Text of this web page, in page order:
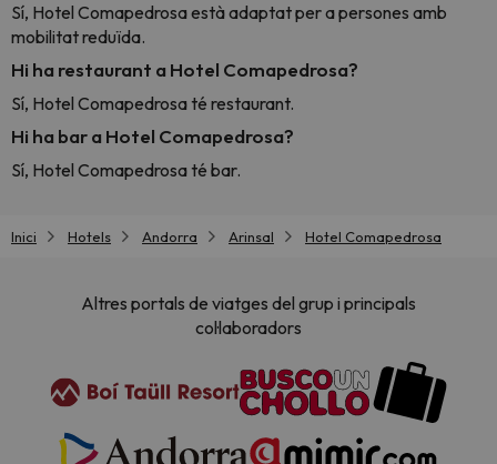
Sí, Hotel Comapedrosa està adaptat per a persones amb
mobilitat reduïda.
Hi ha restaurant a Hotel Comapedrosa?
Sí, Hotel Comapedrosa té restaurant.
Hi ha bar a Hotel Comapedrosa?
Sí, Hotel Comapedrosa té bar.
Inici Hotels Andorra Arinsal Hotel Comapedrosa
Altres portals de viatges del grup i principals
col·laboradors